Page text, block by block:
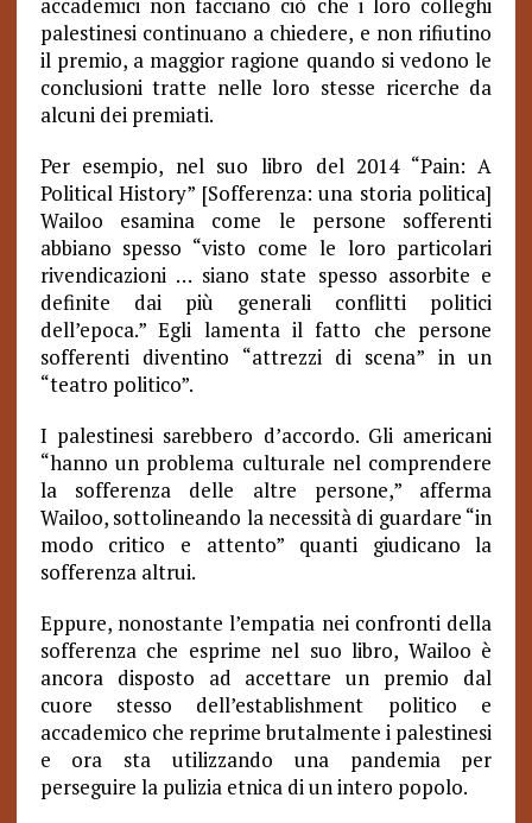
palestinesi continuano a chiedere, e non rifiutino
il premio, a maggior ragione quando si vedono le
conclusioni tratte nelle loro stesse ricerche da
alcuni dei premiati.
Per esempio, nel suo libro del 2014 “Pain: A
Political History” [Sofferenza: una storia politica]
Wailoo esamina come le persone sofferenti
abbiano spesso “visto come le loro particolari
rivendicazioni … siano state spesso assorbite e
definite dai più generali conflitti politici
dell’epoca.” Egli lamenta il fatto che persone
sofferenti diventino “attrezzi di scena” in un
“teatro politico”.
I palestinesi sarebbero d’accordo. Gli americani
“hanno un problema culturale nel comprendere
la sofferenza delle altre persone,” afferma
Wailoo, sottolineando la necessità di guardare “in
modo critico e attento” quanti giudicano la
sofferenza altrui.
Eppure, nonostante l’empatia nei confronti della
sofferenza che esprime nel suo libro, Wailoo è
ancora disposto ad accettare un premio dal
cuore stesso dell’establishment politico e
accademico che reprime brutalmente i palestinesi
e ora sta utilizzando una pandemia per
perseguire la pulizia etnica di un intero popolo.